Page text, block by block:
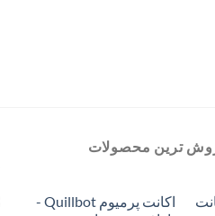
ترین محصولات
اکانت پرمیوم Quillbot -